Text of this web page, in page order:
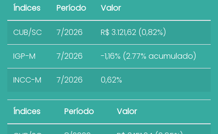
Índices Período Valor
CUB/SC 7/2026 R$ 3.121,62 (0,82%)
IGP-M 7/2026 -1,16% (2.77% acumulado)
INCC-M 7/2026 0,62%
Índices Período Valor